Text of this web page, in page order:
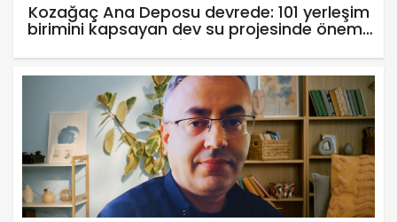
Kozağaç Ana Deposu devrede: 101 yerleşim
birimini kapsayan dev su projesinde önemli
eşik aşıldı